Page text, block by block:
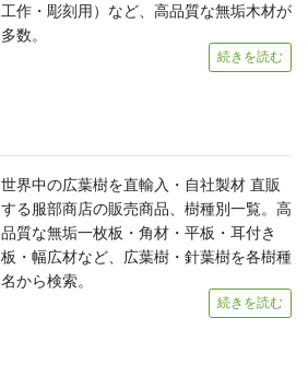
工作・彫刻用）など、高品質な無垢木材が
多数。
続きを読む
世界中の広葉樹を直輸入・自社製材 直販
する服部商店の販売商品、樹種別一覧。高
品質な無垢一枚板・角材・平板・耳付き
板・幅広材など、広葉樹・針葉樹を各樹種
名から検索。
続きを読む